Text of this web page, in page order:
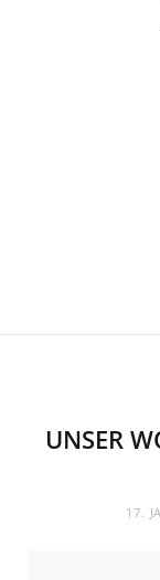
UNSER
17.